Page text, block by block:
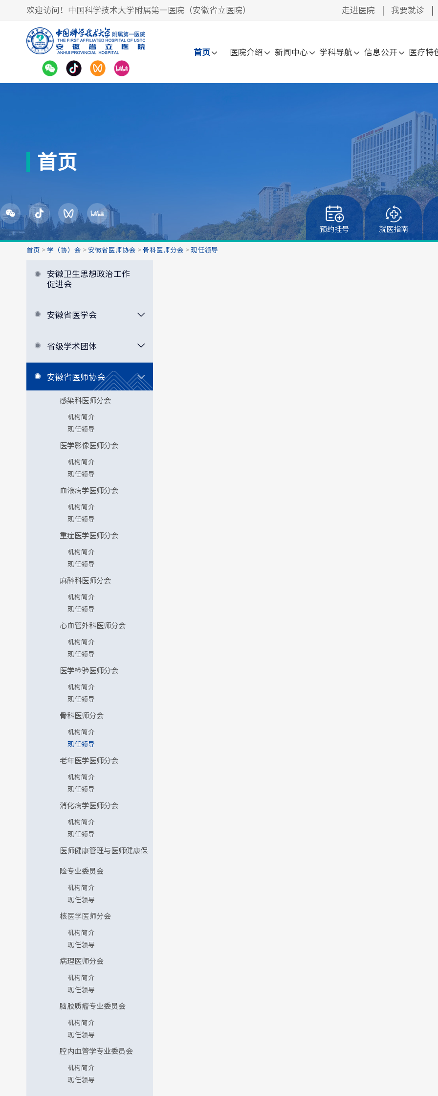
欢迎访问！中国科学技术大学附属第一医院（安徽省立医院） 走进医院 我要就诊
首页 医院介绍 新闻中心 学科导航 信息公开 医疗特
首页
预约挂号 就医指南
首页 > 学（协）会 > 安徽省医师协会 > 骨科医师分会 > 现任领导
安徽卫生思想政治工作
促进会
安徽省医学会
省级学术团体
安徽省医师协会
感染科医师分会
机构简介
现任领导
医学影像医师分会
机构简介
现任领导
血液病学医师分会
机构简介
现任领导
重症医学医师分会
机构简介
现任领导
麻醉科医师分会
机构简介
现任领导
心血管外科医师分会
机构简介
现任领导
医学检验医师分会
机构简介
现任领导
骨科医师分会
机构简介
现任领导
老年医学医师分会
机构简介
现任领导
消化病学医师分会
机构简介
现任领导
医师健康管理与医师健康保
险专业委员会
机构简介
现任领导
核医学医师分会
机构简介
现任领导
病理医师分会
机构简介
现任领导
脑胶质瘤专业委员会
机构简介
现任领导
腔内血管学专业委员会
机构简介
现任领导